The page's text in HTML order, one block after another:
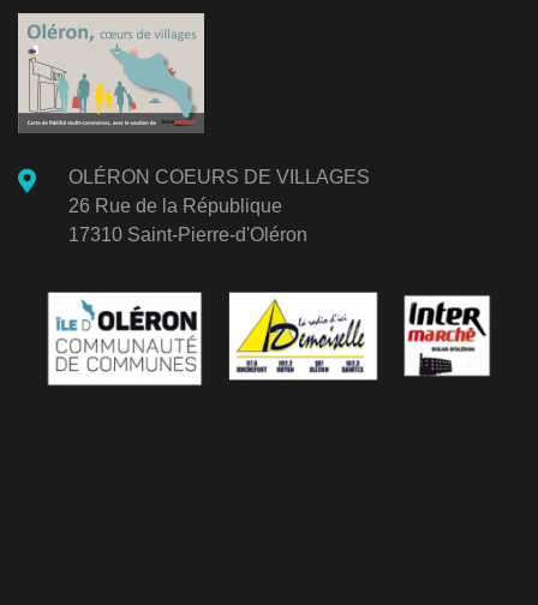
OLÉRON COEURS DE VILLAGES
26 Rue de la République
17310 Saint-Pierre-d'Oléron